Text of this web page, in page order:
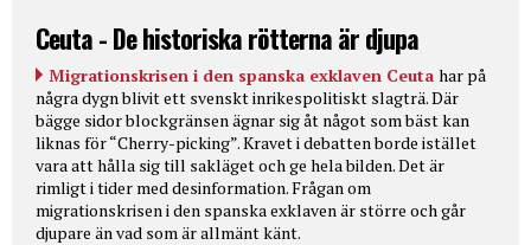
Ceuta - De historiska rötterna är djupa
Migrationskrisen i den spanska exklaven Ceuta har på
några dygn blivit ett svenskt inrikespolitiskt slagträ. Där
bägge sidor blockgränsen ägnar sig åt något som bäst kan
liknas för “Cherry-picking”. Kravet i debatten borde istället
vara att hålla sig till sakläget och ge hela bilden. Det är
rimligt i tider med desinformation. Frågan om
migrationskrisen i den spanska exklaven är större och går
djupare än vad som är allmänt känt.